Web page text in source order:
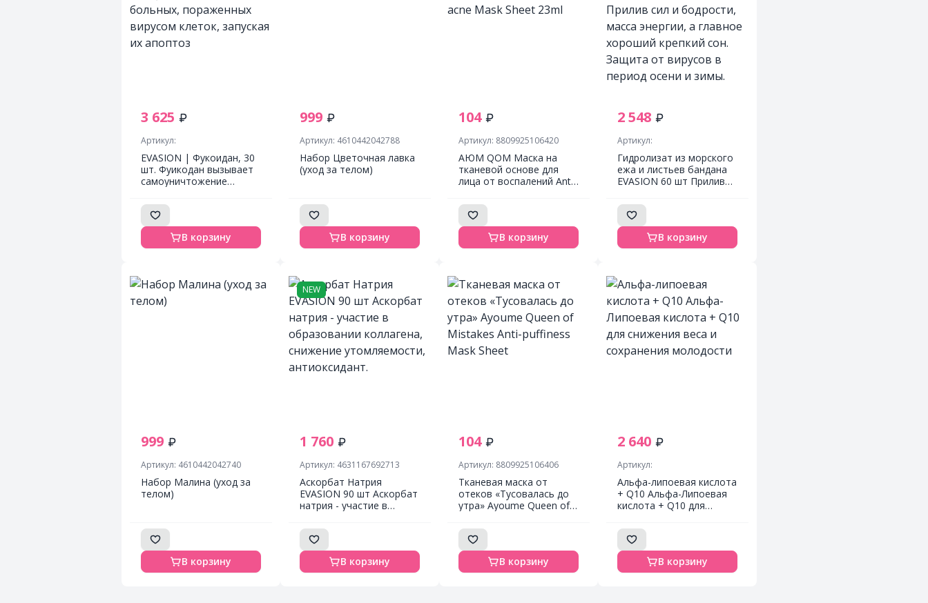
3 625
Артикул:
EVASION | Фукоидан, 30
шт. Фуикодан вызывает
самоуничтожение
вирусом клеток,
запуская их апоптоз
В корзину
999
Артикул: 4610442042788
Набор Цветочная лавка
(уход за телом)
В корзину
104
Артикул: 8809925106420
АЮМ QOM Маска на
тканевой основе для
лица от воспалений Anti-
В корзину
2 548
Артикул:
Гидролизат из морского
ежа и листьев бандана
EVASION 60 шт Прилив
энергии, а главное
хороший крепкий сон.
Защита от вирусов в
период осени и зимы.
В корзину
999
Артикул: 4610442042740
Набор Малина (уход за
телом)
В корзину
NEW
1 760
Артикул: 4631167692713
Аскорбат Натрия
EVASION 90 шт Аскорбат
натрия - участие в
снижение утомляемости,
антиоксидант.
В корзину
104
Артикул: 8809925106406
Тканевая маска от
отеков «Тусовалась до
утра» Ayoume Queen of
Mask Sheet
В корзину
2 640
Артикул:
Альфа-липоевая кислота
+ Q10 Альфа-Липоевая
кислота + Q10 для
сохранения молодости
В корзину